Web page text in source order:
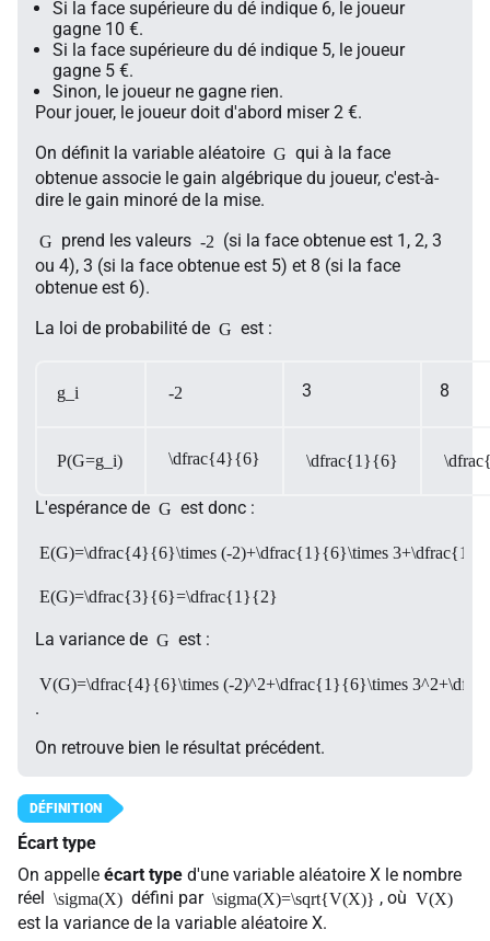
Si la face supérieure du dé indique 6, le joueur
gagne 10 €.
Si la face supérieure du dé indique 5, le joueur
gagne 5 €.
Sinon, le joueur ne gagne rien.
Pour jouer, le joueur doit d'abord miser 2 €.
On définit la variable aléatoire G qui à la face
obtenue associe le gain algébrique du joueur, c'est-à-
dire le gain minoré de la mise.
G prend les valeurs -2 (si la face obtenue est 1, 2, 3
ou 4), 3 (si la face obtenue est 5) et 8 (si la face
obtenue est 6).
La loi de probabilité de G est :
g_i -2 3 8
P(G=g_i) \dfrac{4}{6} \dfrac{1}{6}
L'espérance de G est donc :
E(G)=\dfrac{4}{6}\times (-2)+\dfrac{1}{6}\times
E(G)=\dfrac{3}{6}=\dfrac{1}{2}
La variance de G est :
V(G)=\dfrac{4}{6}\times (-2)^2+\dfrac{1}{6}\times
.
On retrouve bien le résultat précédent.
Écart type
On appelle écart type d'une variable aléatoire X le nombre
réel
\sigma(X) défini par \sigma(X)=\sqrt{V(X)} , où V(X)
est la variance de la variable aléatoire X.